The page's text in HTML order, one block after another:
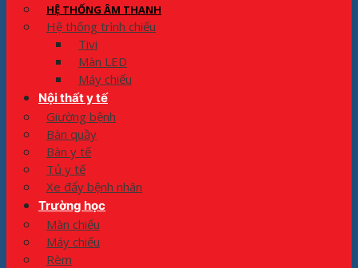
HỆ THỐNG ÂM THANH
Hệ thống trình chiếu
Tivi
Màn LED
Máy chiếu
Nội thất y tế
Giường bệnh
Bàn quầy
Bàn y tế
Tủ y tế
Xe đẩy bệnh nhân
Trường học
Màn chiếu
Máy chiếu
Rèm